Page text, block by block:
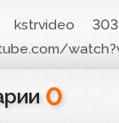
kstrvideo
0